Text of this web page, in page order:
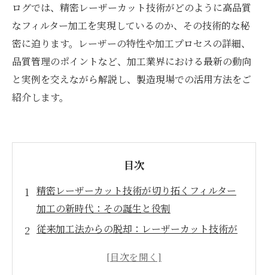
ログでは、精密レーザーカット技術がどのように高品質
なフィルター加工を実現しているのか、その技術的な秘
密に迫ります。レーザーの特性や加工プロセスの詳細、
品質管理のポイントなど、加工業界における最新の動向
と実例を交えながら解説し、製造現場での活用方法をご
紹介します。
目次
精密レーザーカット技術が切り拓くフィルター
加工の新時代：その誕生と役割
従来加工法からの脱却：レーザーカット技術が